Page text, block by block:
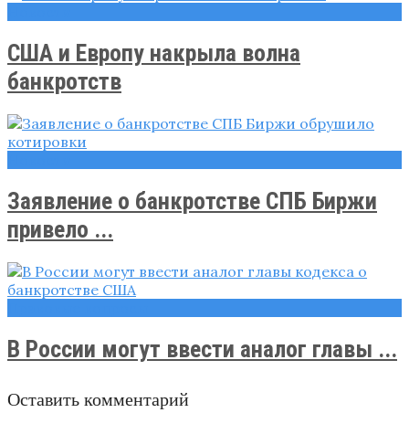
США и Европу накрыла волна
банкротств
Заявление о банкротстве СПБ Биржи
привело ...
В России могут ввести аналог главы ...
Оставить комментарий